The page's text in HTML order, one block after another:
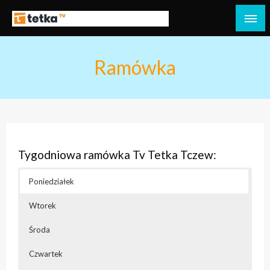
treściTv Tetka Tczew
Tetka Tczew – Twoja lokalna telewizja!
Ramówka
Tygodniowa ramówka Tv Tetka Tczew:
Poniedziałek
Wtorek
Środa
Czwartek